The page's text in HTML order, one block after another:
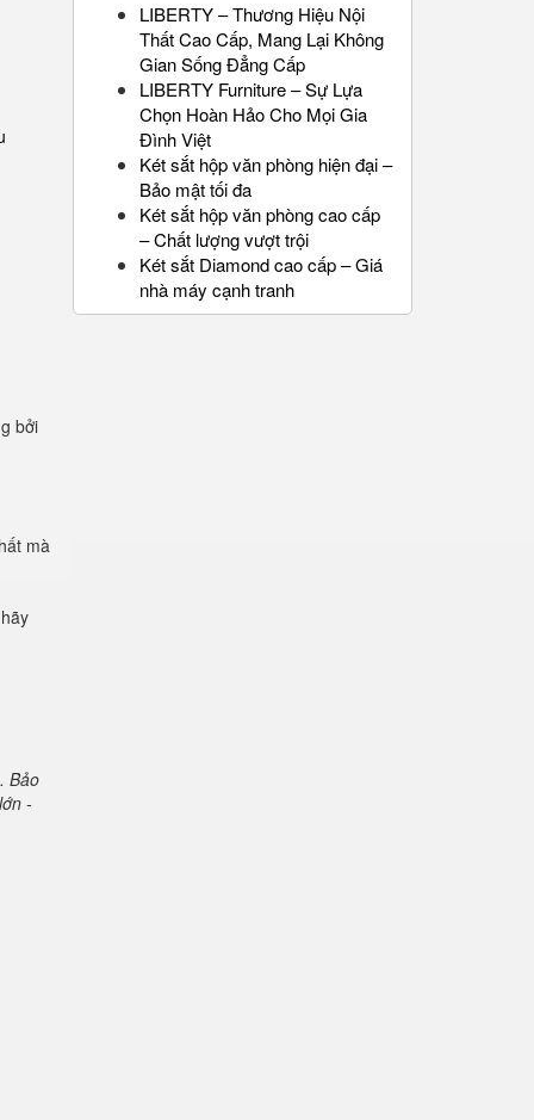
bởi
mà
Bảo
-
LIBERTY – Thương Hiệu Nội
Thất Cao Cấp, Mang Lại Không
Gian Sống Đẳng Cấp
LIBERTY Furniture – Sự Lựa
Chọn Hoàn Hảo Cho Mọi Gia
Đình Việt
Két sắt hộp văn phòng hiện đại –
Bảo mật tối đa
Két sắt hộp văn phòng cao cấp
– Chất lượng vượt trội
Két sắt Diamond cao cấp – Giá
nhà máy cạnh tranh